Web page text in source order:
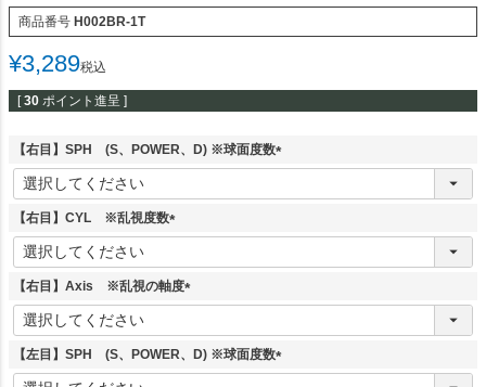
商品番号 H002BR-1T
¥3,289税込
[ 30 ポイント進呈 ]
【右目】SPH (S、POWER、D) ※球面度数
(
【右目】CYL ※乱視度数
(
須
【右目】Axis ※乱視の軸度
(
須
【左目】SPH (S、POWER、D) ※球面度数
(